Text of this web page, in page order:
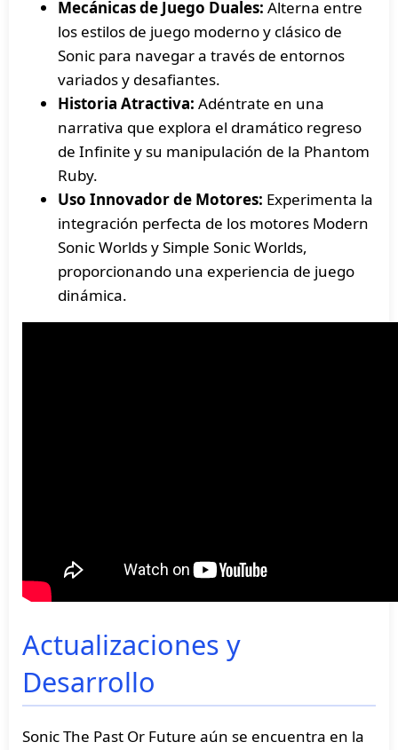
Mecánicas de Juego Duales: Alterna entre
los estilos de juego moderno y clásico de
Sonic para navegar a través de entornos
variados y desafiantes.
Historia Atractiva: Adéntrate en una
narrativa que explora el dramático regreso
de Infinite y su manipulación de la Phantom
Ruby.
Uso Innovador de Motores: Experimenta la
integración perfecta de los motores Modern
Sonic Worlds y Simple Sonic Worlds,
proporcionando una experiencia de juego
dinámica.
Actualizaciones y
Desarrollo
Sonic The Past Or Future aún se encuentra en la